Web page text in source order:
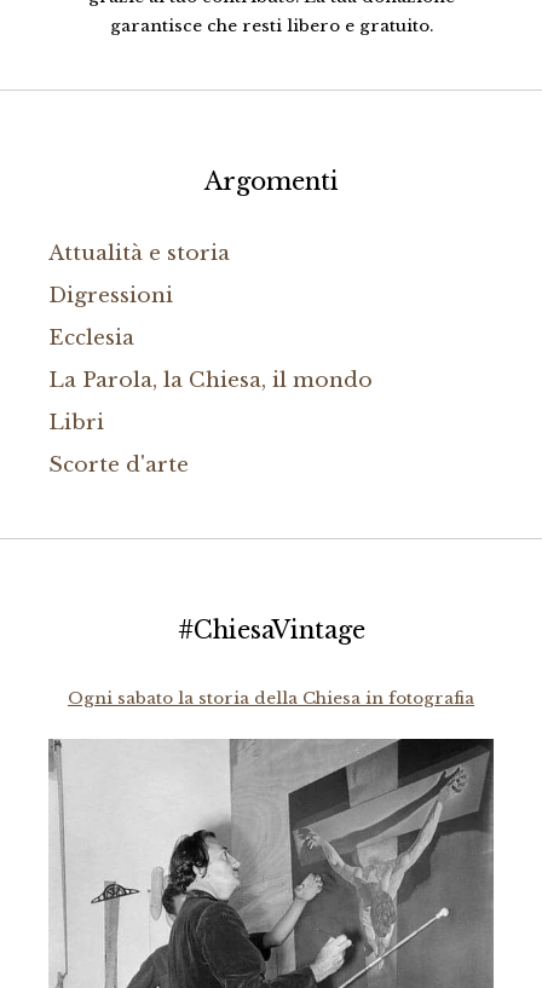
garantisce che resti libero e gratuito.
Argomenti
Attualità e storia
Digressioni
Ecclesia
La Parola, la Chiesa, il mondo
Libri
Scorte d'arte
#ChiesaVintage
Ogni sabato la storia della Chiesa in fotografia